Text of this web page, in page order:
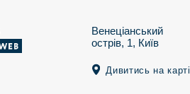
Венеціанський
острів, 1, Київ
Дивитись на карті